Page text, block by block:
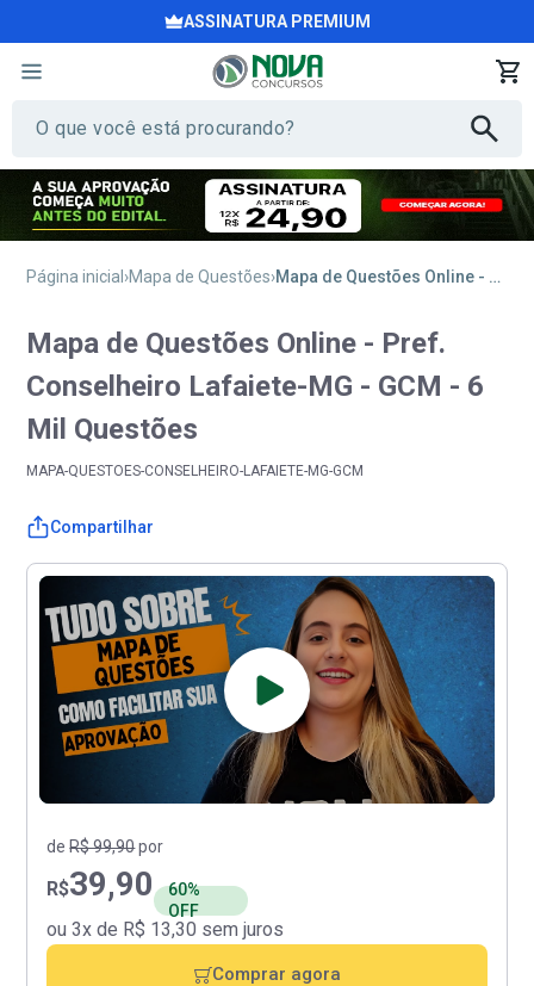
ASSINATURA PREMIUM
Página inicial Mapa de Questões Mapa de Questões Online - Pref. Conselheiro Lafaiete-MG - GCM - 6 Mil Questões
Mapa de Questões Online - Pref.
Conselheiro Lafaiete-MG - GCM - 6
Mil Questões
MAPA-QUESTOES-CONSELHEIRO-LAFAIETE-MG-GCM
Compartilhar
deR$ 99,90por
R$39,90
60%
OFF
ou 3x de R$ 13,30 sem juros
Comprar agora